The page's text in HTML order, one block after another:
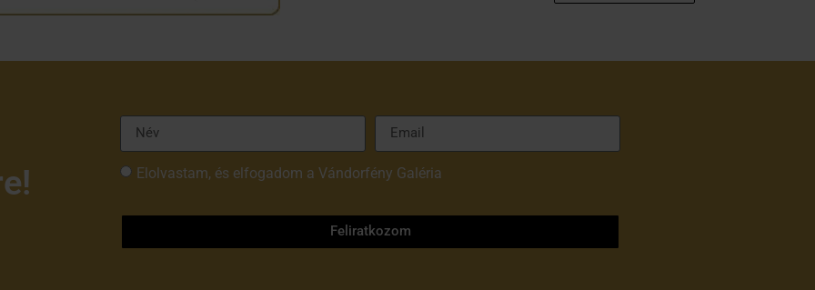
Elolvastam, és elfogadom a Vándorfény Galéria
Feliratkozom